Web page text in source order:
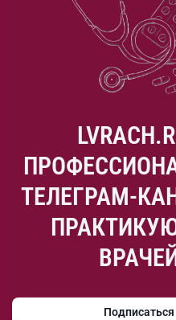
ТЕЛЕГРАМ-
Подписаться